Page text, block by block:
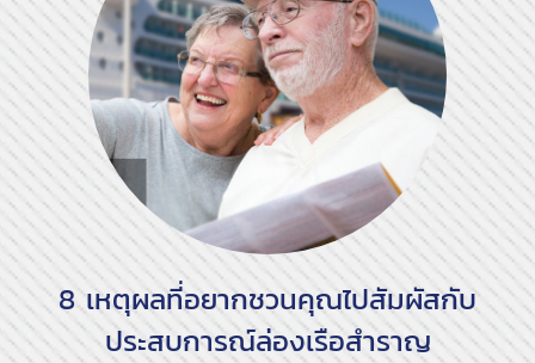
8 เหตุผลที่อยากชวนคุณไปสัมผัสกับ
ประสบการณ์ล่องเรือสำราญ